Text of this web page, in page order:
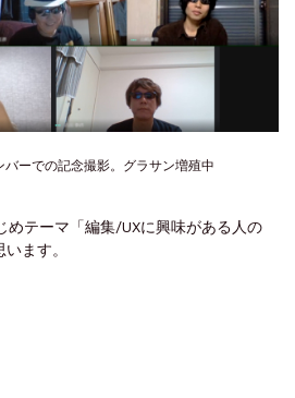
ーでの記念撮影。グラサン増殖中
めテーマ「編集/UXに興味がある人の
ます。